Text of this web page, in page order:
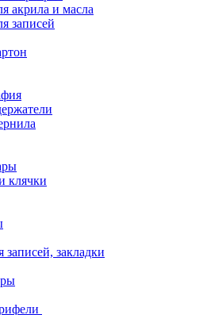
акрила и масла
записей
клячки
записей, закладки